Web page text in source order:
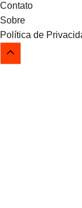
Contato
Sobre
Política de